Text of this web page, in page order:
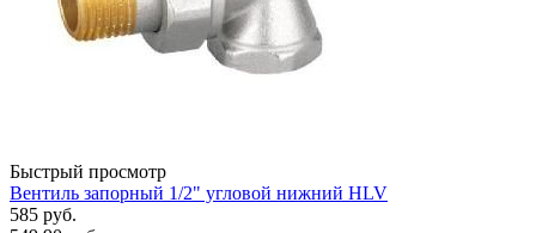
Быстрый просмотр
Вентиль запорный 1/2" угловой нижний HLV
585 руб.